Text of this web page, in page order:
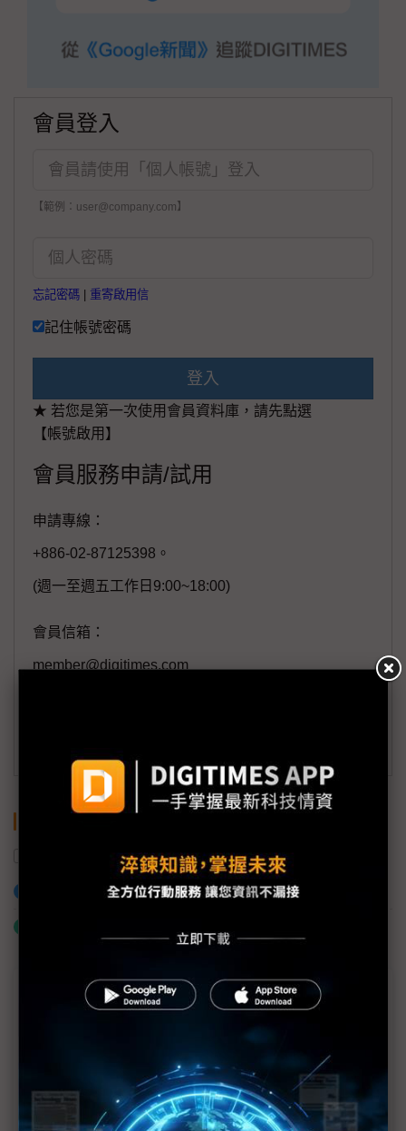
會員登入
【範例：user@company.com】
忘記密碼 重寄啟用信
記住帳號密碼
登入
★ 若您是第一次使用會員資料庫，請先點選
【帳號啟用】
會員服務申請/試用
申請專線：
+886-02-87125398。
(週一至週五工作日9:00~18:00)
會員信箱：
member@digitimes.com
電子零組件 俄羅斯
加入已選取到「關鍵字追蹤」
近７天熱門報導
MLCC訂單過熱、出貨比創高 村田示警全球AI基
2027全年記憶體產能提前售罄 買家「祕而不
宣」只怕買不夠